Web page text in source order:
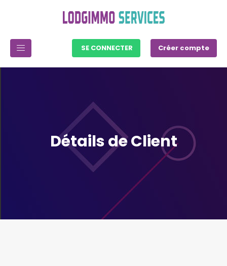
SE CONNECTER Créer compte
Détails de Client